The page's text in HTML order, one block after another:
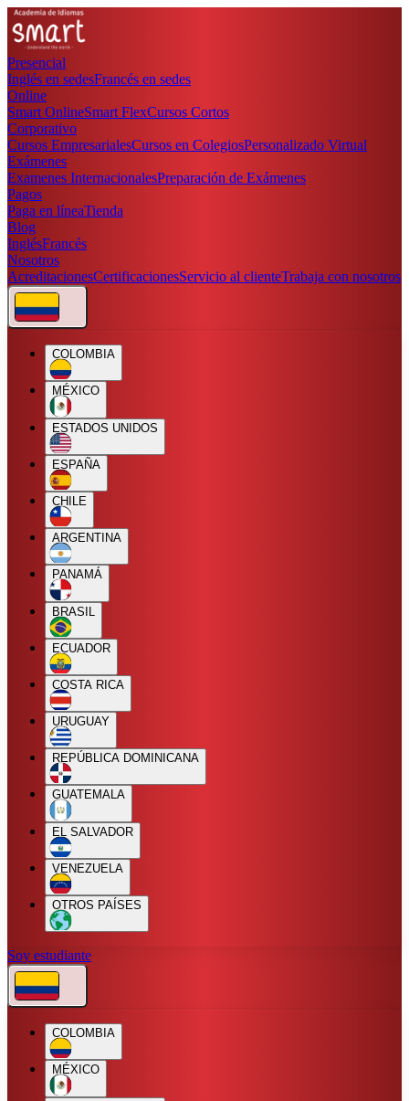
Presencial
Inglés en sedesFrancés en sedes
Online
Smart OnlineSmart FlexCursos Cortos
Corporativo
Cursos EmpresarialesCursos en ColegiosPersonalizado Virtual
Exámenes
Examenes InternacionalesPreparación de Exámenes
Pagos
Paga en líneaTienda
Blog
InglésFrancés
Nosotros
AcreditacionesCertificacionesServicio al clienteTrabaja con nosotros
COLOMBIA
MÉXICO
ESTADOS UNIDOS
ESPAÑA
CHILE
ARGENTINA
PANAMÁ
BRASIL
ECUADOR
COSTA RICA
URUGUAY
REPÚBLICA DOMINICANA
GUATEMALA
EL SALVADOR
VENEZUELA
OTROS PAÍSES
Soy estudiante
COLOMBIA
MÉXICO